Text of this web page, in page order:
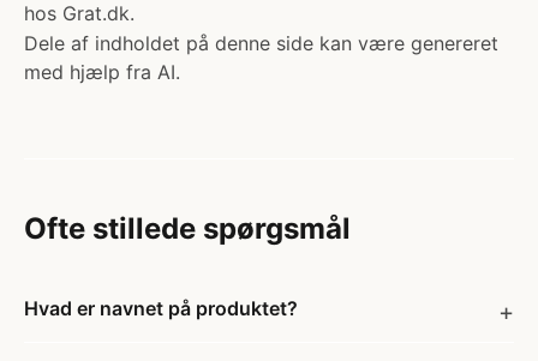
hos Grat.dk.
Dele af indholdet på denne side kan være genereret
med hjælp fra AI.
Ofte stillede spørgsmål
Hvad er navnet på produktet?